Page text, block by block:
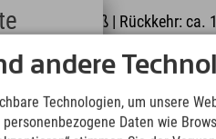
ca. 500 Zu Fuß | Rückkehr: ca.
andere
Technologien, um unsere
Daten wie